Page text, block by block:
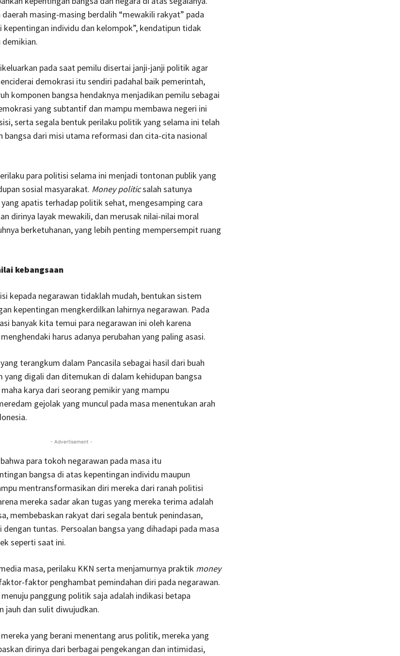
masing-masing berdalih “mewakili rakyat” pada
kepentingan individu dan kelompok”, kendatipun tidak
demikian.
pada saat pemilu disertai janji-janji politik agar
demokrasi itu sendiri padahal baik pemerintah,
komponen bangsa hendaknya menjadikan pemilu sebagai
yang subtantif dan mampu membawa negeri ini
serta segala bentuk perilaku politik yang selama ini telah
bangsa dari misi utama reformasi dan cita-cita nasional
para politisi selama ini menjadi tontonan publik yang
sosial masyarakat. Money politicsalah satunya
apatis terhadap politik sehat, mengesamping cara
dirinya layak mewakili, dan merusak nilai-nilai moral
berketuhanan, yang lebih penting mempersempit ruang
kebangsaan
kepada negarawan tidaklah mudah, bentukan sistem
kepentingan mengkerdilkan lahirnya negarawan. Pada
banyak kita temui para negarawan ini oleh karena
harus adanya perubahan yang paling asasi.
terangkum dalam Pancasila sebagai hasil dari buah
yang digali dan ditemukan di dalam kehidupan bangsa
karya dari seorang pemikir yang mampu
gejolak yang muncul pada masa menentukan arah
- Advertisement -
para tokoh negarawan pada masa itu
bangsa di atas kepentingan individu maupun
mentransformasikan diri mereka dari ranah politisi
mereka sadar akan tugas yang mereka terima adalah
membebaskan rakyat dari segala bentuk penindasan,
tuntas. Persoalan bangsa yang dihadapi pada masa
seperti saat ini.
masa, perilaku KKN serta menjamurnya praktik money
faktor penghambat pemindahan diri pada negarawan.
panggung politik saja adalah indikasi betapa
jauh dan sulit diwujudkan.
yang berani menentang arus politik, mereka yang
dirinya dari berbagai pengekangan dan intimidasi,